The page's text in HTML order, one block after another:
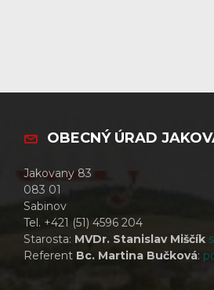
OBECNÝ ÚRAD
Jakovany 83
083 01
Sabinov
Tel. +421 (51) 4596 204
Starosta: MVDr. Stanislav Miščík
Referent Bc. Martina Bučková: